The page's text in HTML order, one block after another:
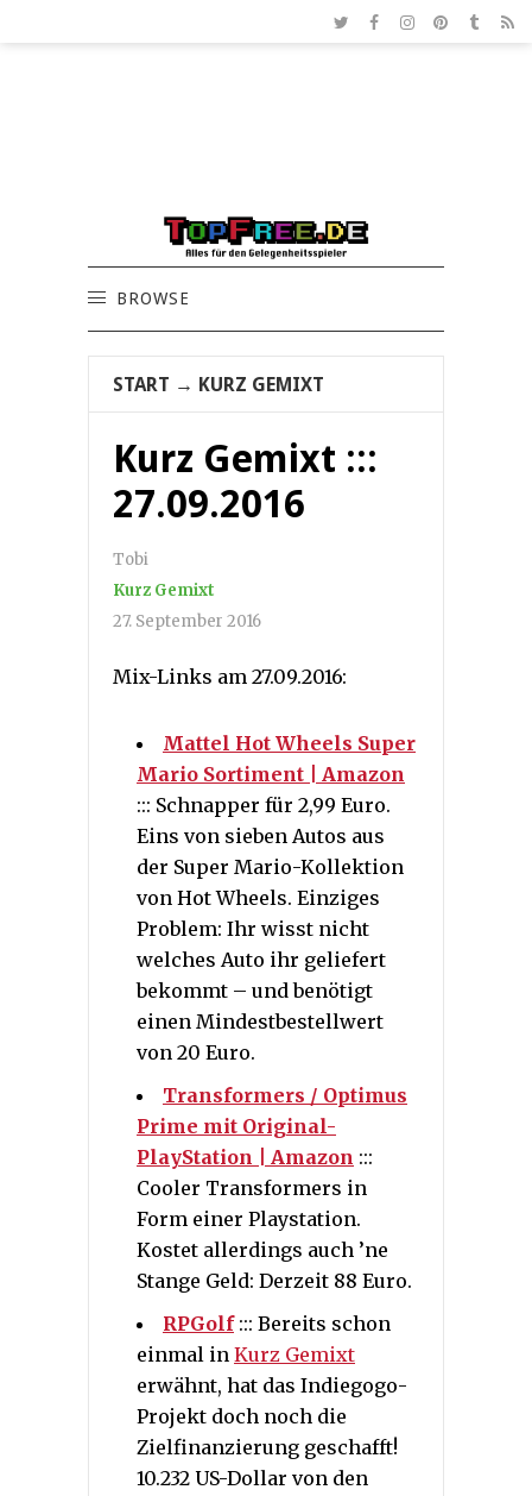
BROWSE
START → KURZ GEMIXT
Kurz Gemixt :::
27.09.2016
Tobi
Kurz Gemixt
27. September 2016
Mix-Links am 27.09.2016:
Mattel Hot Wheels Super
Mario Sortiment | Amazon
::: Schnapper für 2,99 Euro.
Eins von sieben Autos aus
der Super Mario-Kollektion
von Hot Wheels. Einziges
Problem: Ihr wisst nicht
welches Auto ihr geliefert
bekommt – und benötigt
einen Mindestbestellwert
von 20 Euro.
Transformers / Optimus
Prime mit Original-
PlayStation | Amazon :::
Cooler Transformers in
Form einer Playstation.
Kostet allerdings auch ’ne
Stange Geld: Derzeit 88 Euro.
RPGolf::: Bereits schon
einmal in Kurz Gemixt
erwähnt, hat das Indiegogo-
Projekt doch noch die
Zielfinanzierung geschafft!
10.232 US-Dollar von den